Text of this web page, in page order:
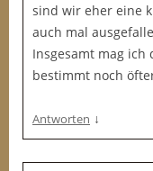
sind wir eher eine
auch mal
Insgesamt mag ich
bestimmt noch
Antworten ↓